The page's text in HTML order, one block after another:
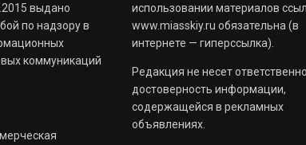
выдано
по надзору в
коммуникаций
использовании материалов
www.miasskiy.ru обязательна (в
интернете — гиперссылка).
Редакция не несет
достоверность информации,
содержащейся в рекламных
объявлениях.